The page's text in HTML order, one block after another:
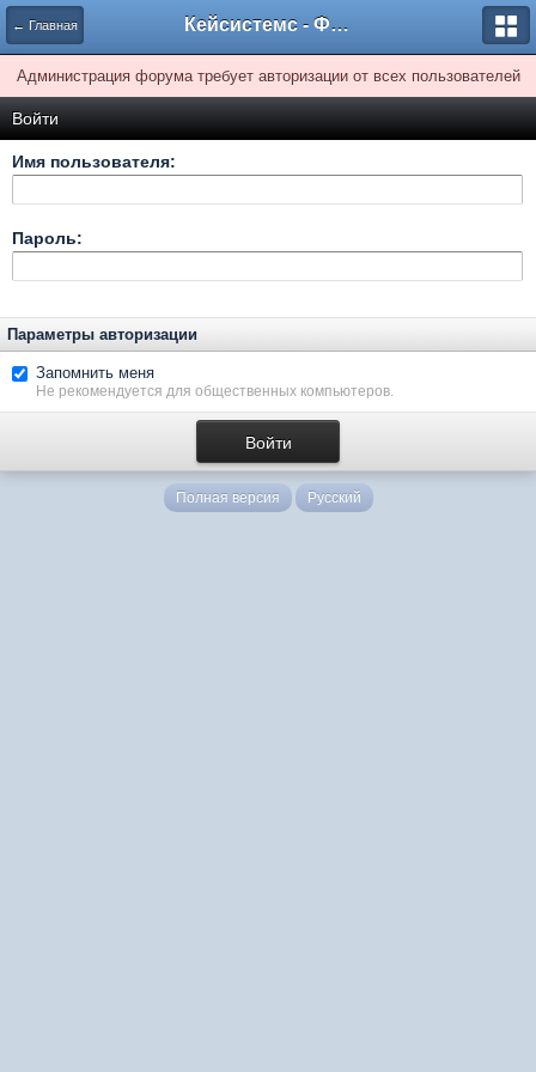
← Главная Кейсистемс - Форумы
Администрация форума требует авторизации от всех пользователей
Войти
Имя пользователя:
Пароль:
Параметры авторизации
Запомнить меня
Не рекомендуется для общественных компьютеров.
Полная версия Русский